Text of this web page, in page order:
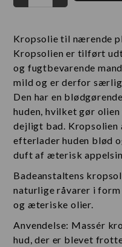
Kropsolie til nærende
Kropsolien er tilført
og fugtbevarende
mild og er derfor
Den har en
huden, hvilket gør
dejligt bad.
efterlader huden blød
duft af æterisk
Badeanstaltens
naturlige råvarer i
og æteriske olier.
Anvendelse: Massér
hud, der er blevet